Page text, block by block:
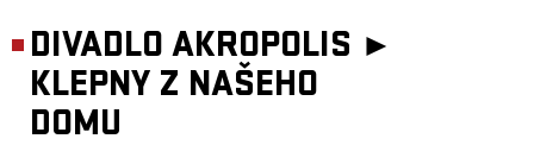
DIVADLO AKROPOLIS ►
KLEPNY Z NAŠEHO
DOMU